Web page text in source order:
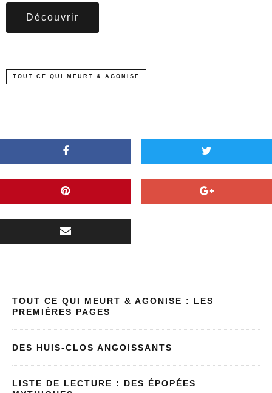
Découvrir
TOUT CE QUI MEURT & AGONISE
TOUT CE QUI MEURT & AGONISE : LES
PREMIÈRES PAGES
DES HUIS-CLOS ANGOISSANTS
LISTE DE LECTURE : DES ÉPOPÉES